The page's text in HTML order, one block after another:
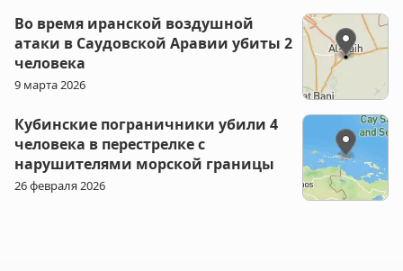
Во время иранской воздушной
атаки в Саудовской Аравии убиты 2
человека
9 марта 2026
Кубинские пограничники убили 4
человека в перестрелке с
нарушителями морской границы
26 февраля 2026